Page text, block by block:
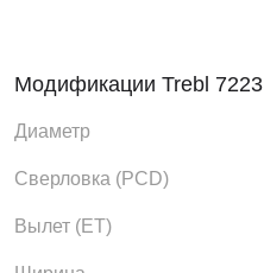
Модификации Trebl 7223
Диаметр
Сверловка (PCD)
Вылет (ЕТ)